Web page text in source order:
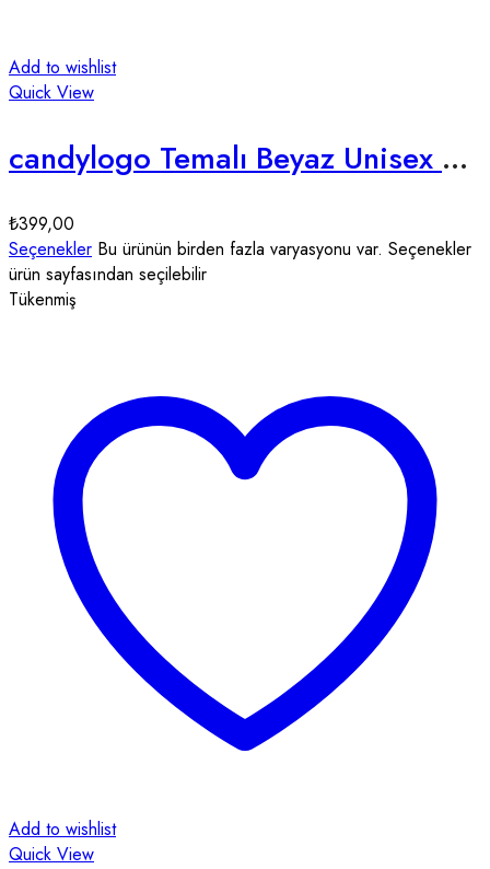
Add to wishlist
Quick View
candylogo Temalı Beyaz Unisex Tişört
₺399,00
Seçenekler Bu ürünün birden fazla varyasyonu var. Seçenekler
ürün sayfasından seçilebilir
Tükenmiş
Add to wishlist
Quick View